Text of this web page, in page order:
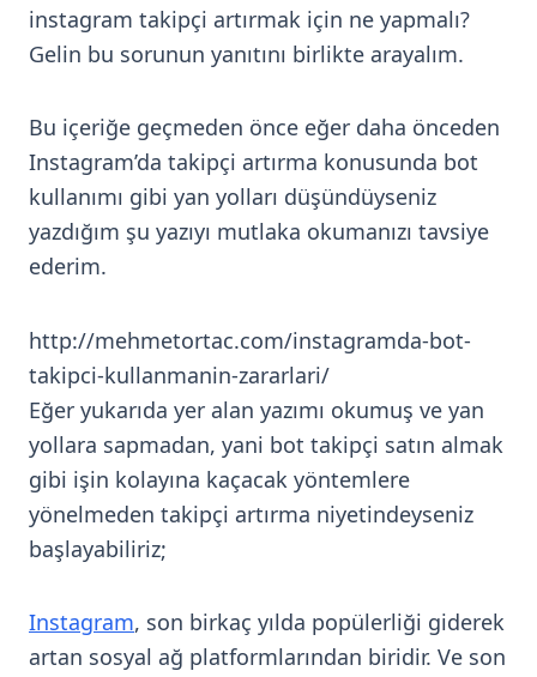
instagram takipçi artırmak için ne yapmalı?
Gelin bu sorunun yanıtını birlikte arayalım.
Bu içeriğe geçmeden önce eğer daha önceden
Instagram’da takipçi artırma konusunda bot
kullanımı gibi yan yolları düşündüyseniz
yazdığım şu yazıyı mutlaka okumanızı tavsiye
ederim.
http://mehmetortac.com/instagramda-bot-
takipci-kullanmanin-zararlari/
Eğer yukarıda yer alan yazımı okumuş ve yan
yollara sapmadan, yani bot takipçi satın almak
gibi işin kolayına kaçacak yöntemlere
yönelmeden takipçi artırma niyetindeyseniz
başlayabiliriz;
Instagram, son birkaç yılda popülerliği giderek
artan sosyal ağ platformlarından biridir. Ve son